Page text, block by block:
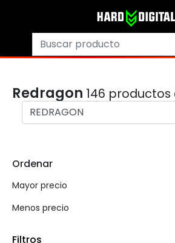
Redragon 146
Ordenar
Mayor precio
Menos precio
Filtros